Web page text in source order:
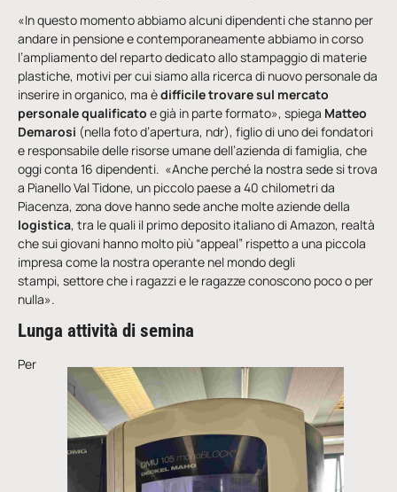
«In questo momento abbiamo alcuni dipendenti che stanno per
andare in pensione e contemporaneamente abbiamo in corso
l’ampliamento del reparto dedicato allo stampaggio di materie
plastiche, motivi per cui siamo alla ricerca di nuovo personale da
inserire in organico, ma èdifficile trovare sul mercato
personale qualificato e già in parte formato», spiega Matteo
Demarosi (nella foto d’apertura, ndr), figlio di uno dei fondatori
e responsabile delle risorse umane dell’azienda di famiglia, che
oggi conta 16 dipendenti. «Anche perché la nostra sede si trova
a Pianello Val Tidone, un piccolo paese a 40 chilometri da
Piacenza, zona dove hanno sede anche molte aziende della
logistica, tra le quali il primo deposito italiano di Amazon, realtà
che sui giovani hanno molto più “appeal” rispetto a una piccola
impresa come la nostra operante nel mondo degli
stampi, settore che i ragazzi e le ragazze conoscono poco o per
nulla».
Lunga attività di semina
Per